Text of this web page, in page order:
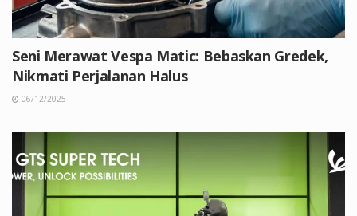
Seni Merawat Vespa Matic: Bebaskan Gredek,
Nikmati Perjalanan Halus
06/12/2025